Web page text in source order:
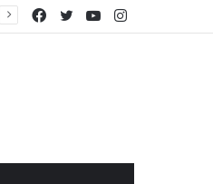
YouTube
Twitter
Facebook